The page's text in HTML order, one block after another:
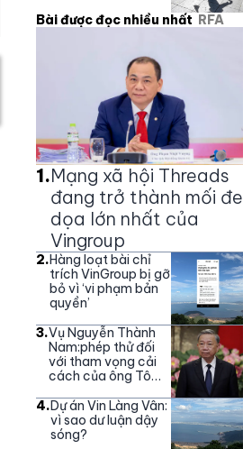
Bài được đọc nhiều nhất RFA
1.Mạng xã hội Threads
đang trở thành mối đe
dọa lớn nhất của
Vingroup
2.Hàng loạt bài chỉ
trích VinGroup bị gỡ
bỏ vì ‘vi phạm bản
quyền’
3.Vụ Nguyễn Thành
Nam:phép thử đối
với tham vọng cải
cách của ông Tô
4.Dự án Vin Làng Vân:
vì sao dư luận dậy
sóng?